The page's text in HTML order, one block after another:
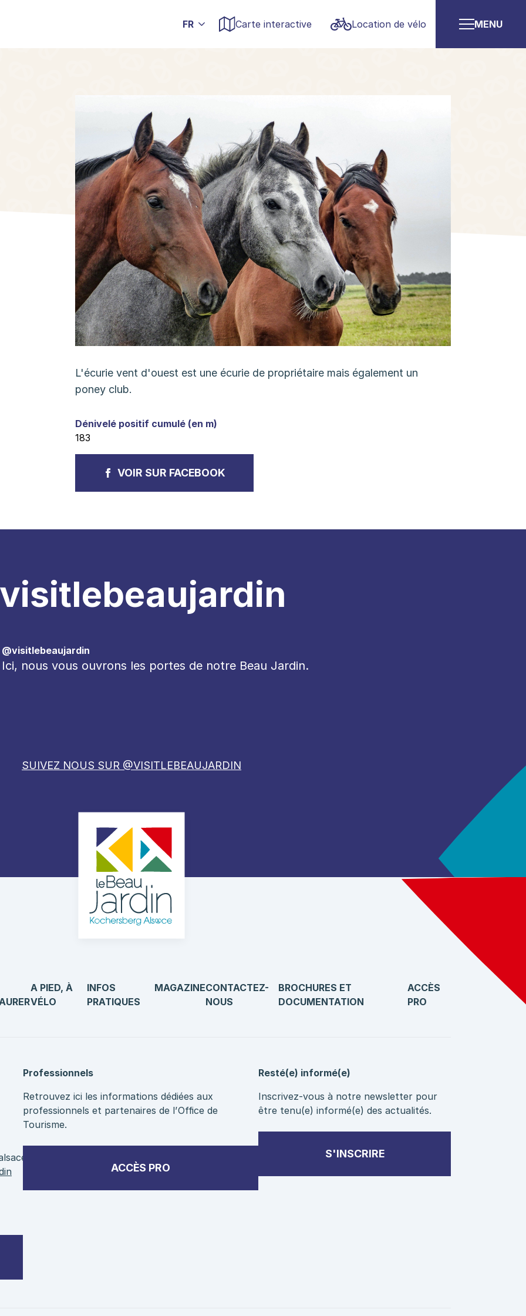
Carte interactive Location de vélo MENU
L'écurie vent d'ouest est une écurie de propriétaire mais également un
poney club.
Dénivelé positif cumulé (en m)
183
VOIR SUR FACEBOOK
@visitlebeaujardin
Ici, nous vous ouvrons les portes de notre Beau Jardin.
SUIVEZ NOUS SUR @VISITLEBEAUJARDIN
A PIED, À
VÉLO
INFOS
PRATIQUES
MAGAZINECONTACTEZ-
NOUS
BROCHURES ET
DOCUMENTATION
ACCÈS
PRO
Professionnels
Retrouvez ici les informations dédiées aux
professionnels et partenaires de l’Office de
Tourisme.
ACCÈS PRO
Resté(e) informé(e)
Inscrivez-vous à notre newsletter pour
être tenu(e) informé(e) des actualités.
S'INSCRIRE